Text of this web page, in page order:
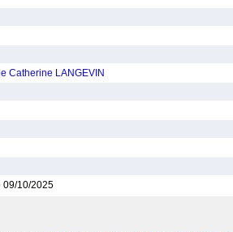
Catherine LANGEVIN
09/10/2025